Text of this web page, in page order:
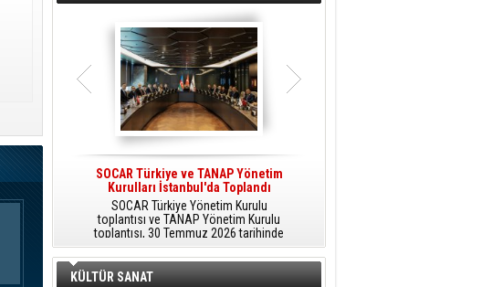
SOCAR Türkiye ve TANAP Yönetim
Kurulları İstanbul'da Toplandı
SOCAR Türkiye Yönetim Kurulu
toplantısı ve TANAP Yönetim Kurulu
toplantısı, 30 Temmuz 2026 tarihinde
İstanbul’da gerçekleştirildi.
hidrojen teknolojileri alanında yenilikçi
projelere öncülük ediyor.
KÜLTÜR SANAT